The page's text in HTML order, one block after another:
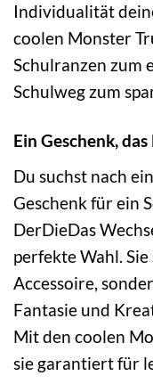
Individualität
coolen Monster
Schulranzen zum
Schulweg zum
Ein Geschenk,
Du suchst nach
Geschenk für ein
DerDieDas
perfekte Wahl.
Accessoire,
Fantasie und
Mit den coolen
sie garantiert für